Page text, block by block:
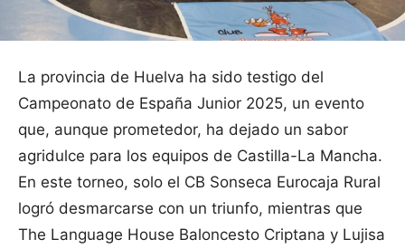
La provincia de Huelva ha sido testigo del
Campeonato de España Junior 2025, un evento
que, aunque prometedor, ha dejado un sabor
agridulce para los equipos de Castilla-La Mancha.
En este torneo, solo el CB Sonseca Eurocaja Rural
logró desmarcarse con un triunfo, mientras que
The Language House Baloncesto Criptana y Lujisa